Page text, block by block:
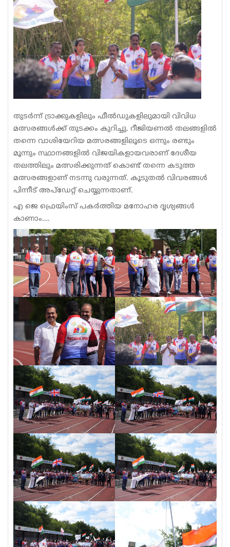
തുടർന്ന് ട്രാക്കുകളിലും ഫീൽഡുകളിലുമായി വിവിധ
മത്സരങ്ങൾക്ക് തുടക്കം കുറിച്ചു. റീജിയണൽ തലങ്ങളിൽ
തന്നെ വാശിയേറിയ മത്സരങ്ങളിലൂടെ ഒന്നും രണ്ടും
മൂന്നും സ്ഥാനങ്ങളിൽ വിജയികളായവരാണ് ദേശീയ
തലത്തിലും മത്സരിക്കുന്നത് കൊണ്ട് തന്നെ കടുത്ത
മത്സരങ്ങളാണ് നടന്നു വരുന്നത്. കൂടുതൽ വിവരങ്ങൾ
പിന്നീട് അപ്‌ഡേറ്റ് ചെയ്യുന്നതാണ്.
എ ജെ ഫ്രെയിംസ് പകർത്തിയ മനോഹര ദൃശ്യങ്ങൾ
കാണാം….